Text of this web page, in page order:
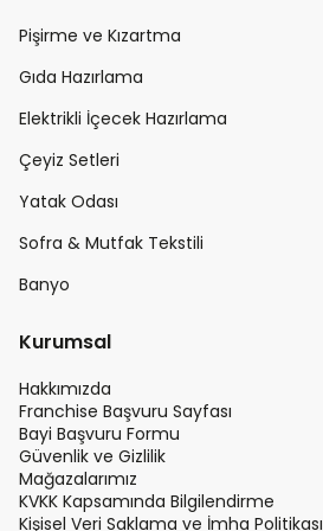
Pişirme ve Kızartma
Gıda Hazırlama
Elektrikli İçecek Hazırlama
Çeyiz Setleri
Yatak Odası
Sofra & Mutfak Tekstili
Banyo
Kurumsal
Hakkımızda
Franchise Başvuru Sayfası
Bayi Başvuru Formu
Güvenlik ve Gizlilik
Mağazalarımız
KVKK Kapsamında Bilgilendirme
Kişisel Veri Saklama ve İmha Politikası